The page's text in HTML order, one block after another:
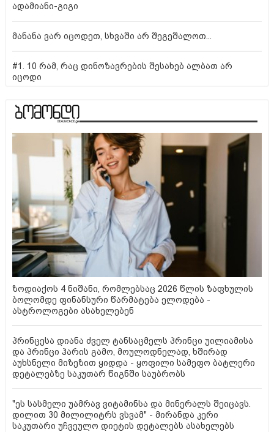
ადამიანი-გიგი
მანანა ვარ იცოდეთ, სხვაში არ შეგეშალოთ...
#1. 10 რამ, რაც დინოზავრების შესახებ ალბათ არ
იცოდი
ზოდიაქოს 4 ნიშანი, რომლებსაც 2026 წლის ზაფხულის
ბოლომდე ფინანსური წარმატება ელოდება -
ასტროლოგები ასახელებენ
პრინცესა დიანა ძველ ტანსაცმელს პრინცი უილიამისა
და პრინცი ჰარის გამო, მოულოდნელად, ხშირად
აუხსნელი მიზეზით ყიდდა - ყოფილი სამეფო ბატლერი
დეტალებზე საკუთარ წიგნში საუბრობს
"ეს სასმელი უამრავ ვიტამინსა და მინერალს შეიცავს.
დილით 30 მილილიტრს ვსვამ" - მირანდა კერი
საკუთარი უჩვეულო დიეტის დეტალებს ასახელებს